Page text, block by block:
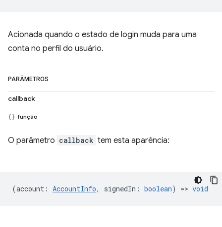
Acionada quando o estado de login muda para uma
conta no perfil do usuário.
PARÂMETROS
callback
função
O parâmetro callback tem esta aparência:
(account : AccountInfo, signedIn : boolean) => void